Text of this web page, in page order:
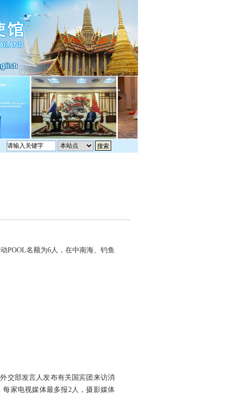
名额为6人，在中南海、钓鱼
交部发言人发布有关国宾团来访消
每家电视媒体最多报2人，摄影媒体